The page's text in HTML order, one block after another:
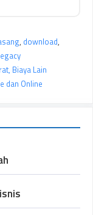
, download,
Biaya Lain
dan Online